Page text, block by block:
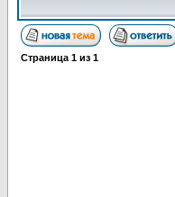
Страница 1 из 1